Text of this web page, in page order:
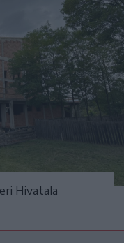
Hivatala